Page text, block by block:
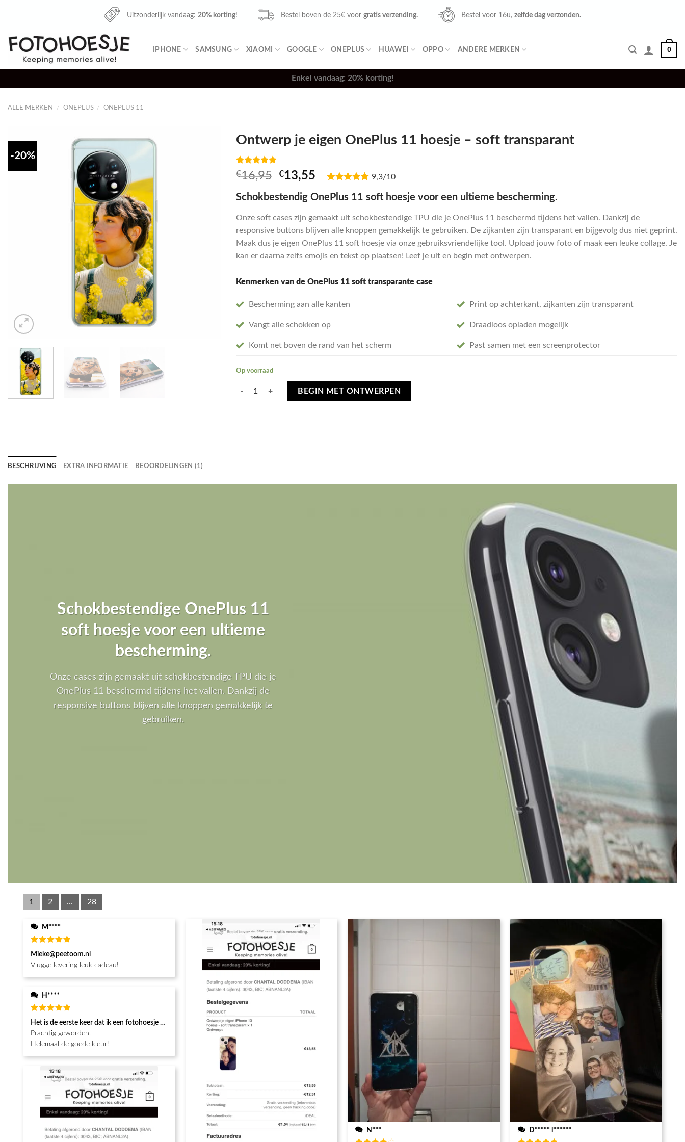
Uitzonderlijk vandaag:20% korting! Bestel boven de 25€ voor gratis verzending. Bestel voor 16u, zelfde dag verzonden.
IPHONE SAMSUNG XIAOMI GOOGLE ONEPLUS HUAWEI OPPO ANDERE MERKEN 0
Enkel vandaag: 20% korting!
ALLE MERKEN / ONEPLUS / ONEPLUS 11
-20%
Ontwerp je eigen OnePlus 11 hoesje – soft transparant
Waardering
5.00op 5
op
1
€16,95 Oorspronkelijke
was:
€16,95.
€13,55 Huidige
is:
€13,55.
9,3/10
Schokbestendig OnePlus 11 soft hoesje voor een ultieme bescherming.
Onze soft cases zijn gemaakt uit schokbestendige TPU die je OnePlus 11 beschermd tijdens het vallen. Dankzij de
responsive buttons blijven alle knoppen gemakkelijk te gebruiken. De zijkanten zijn transparant en bijgevolg dus niet geprint.
Maak dus je eigen OnePlus 11 soft hoesje via onze gebruiksvriendelijke tool. Upload jouw foto of maak een leuke collage. Je
kan er daarna zelfs emojis en tekst op plaatsen! Leef je uit en begin met ontwerpen.
Kenmerken van de OnePlus 11 soft transparante case
Bescherming aan alle kanten
Vangt alle schokken op
Komt net boven de rand van het scherm
Print op achterkant, zijkanten zijn transparant
Draadloos opladen mogelijk
Past samen met een screenprotector
Op voorraad
Ontwerp je eigen OnePlus 11 hoesje - soft transparant aantal
BEGIN MET ONTWERPEN
BESCHRIJVING EXTRA INFORMATIE BEOORDELINGEN (1)
Schokbestendige OnePlus 11
soft hoesje voor een ultieme
bescherming.
Onze cases zijn gemaakt uit schokbestendige TPU die je
OnePlus 11 beschermd tijdens het vallen. Dankzij de
responsive buttons blijven alle knoppen gemakkelijk te
gebruiken.
1 2 ... 28
M****
Waardering
5uit 5
Mieke@peetoom.nl
Vlugge levering leuk cadeau!
H****
Waardering
5uit 5
Het is de eerste keer dat ik een fotohoesje en het is prachtig!! besteld heb
Prachtig geworden.
Helemaal de goede kleur!
N*** D***** l******